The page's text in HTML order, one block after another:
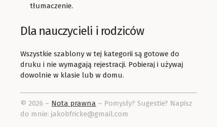
tłumaczenie.
Dla nauczycieli i rodziców
Wszystkie szablony w tej kategorii są gotowe do
druku i nie wymagają rejestracji. Pobieraj i używaj
dowolnie w klasie lub w domu.
© 2026 – Nota prawna – Pomysły? Sugestie? Napisz
do mnie: jakobfricke@gmail.com